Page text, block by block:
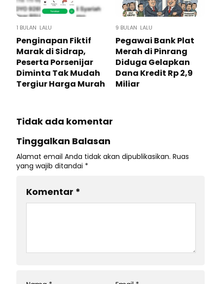
1 BULAN LALU
Penginapan Fiktif
Marak di Sidrap,
Peserta Porsenijar
Diminta Tak Mudah
Tergiur Harga Murah
9 BULAN LALU
Pegawai Bank Plat
Merah di Pinrang
Diduga Gelapkan
Dana Kredit Rp 2,9
Miliar
Tidak ada komentar
Tinggalkan Balasan
Alamat email Anda tidak akan dipublikasikan. Ruas
yang wajib ditandai *
Komentar *